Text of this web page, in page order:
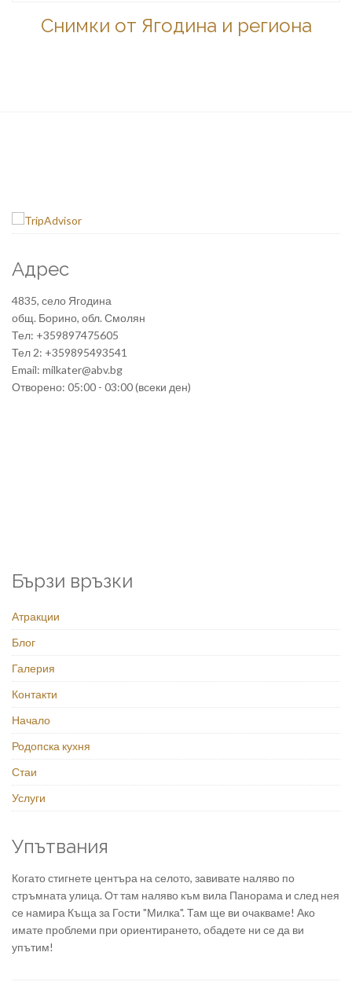
Снимки от Ягодина и региона
Адрес
4835, село Ягодина
общ. Борино, обл. Смолян
Тел: +359897475605
Тел 2: +359895493541
Email: milkater@abv.bg
Отворено: 05:00 - 03:00 (всеки ден)
Бързи връзки
Атракции
Блог
Галерия
Контакти
Начало
Родопска кухня
Стаи
Услуги
Упътвания
Когато стигнете центъра на селото, завивате наляво по
стръмната улица. От там наляво към вила Панорама и след нея
се намира Къща за Гости "Милка". Там ще ви очакваме! Ако
имате проблеми при ориентирането, обадете ни се да ви
упътим!